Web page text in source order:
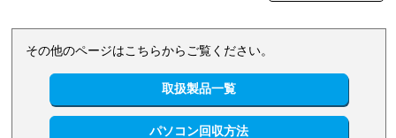
その他のページはこちらからご覧ください。
取扱製品一覧
パソコン回収方法